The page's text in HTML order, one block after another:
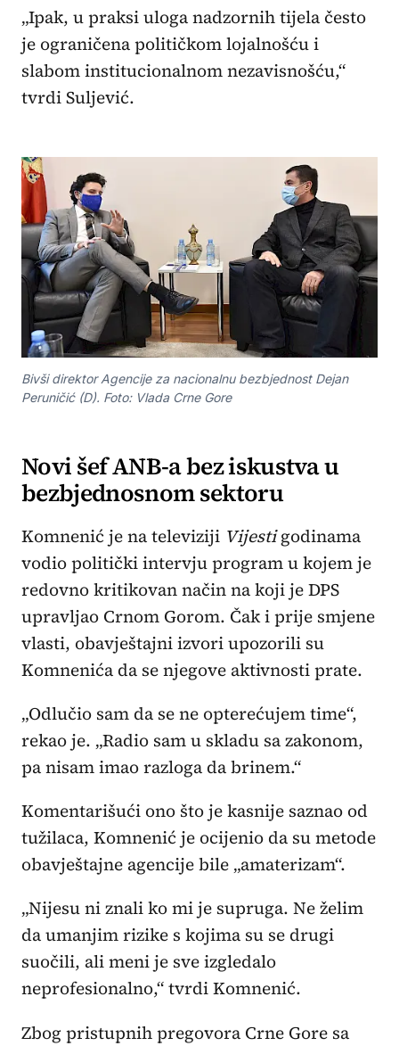
„Ipak, u praksi uloga nadzornih tijela često
je ograničena političkom lojalnošću i
slabom institucionalnom nezavisnošću,“
tvrdi Suljević.
Bivši direktor Agencije za nacionalnu bezbjednost Dejan
Peruničić (D). Foto: Vlada Crne Gore
Novi šef ANB-a bez iskustva u
bezbjednosnom sektoru
Komnenić je na televiziji Vijestigodinama
vodio politički intervju program u kojem je
redovno kritikovan način na koji je DPS
upravljao Crnom Gorom. Čak i prije smjene
vlasti, obavještajni izvori upozorili su
Komnenića da se njegove aktivnosti prate.
„Odlučio sam da se ne opterećujem time“,
rekao je. „Radio sam u skladu sa zakonom,
pa nisam imao razloga da brinem.“
Komentarišući ono što je kasnije saznao od
tužilaca, Komnenić je ocijenio da su metode
obavještajne agencije bile „amaterizam“.
„Nijesu ni znali ko mi je supruga. Ne želim
da umanjim rizike s kojima su se drugi
suočili, ali meni je sve izgledalo
neprofesionalno,“ tvrdi Komnenić.
Zbog pristupnih pregovora Crne Gore sa